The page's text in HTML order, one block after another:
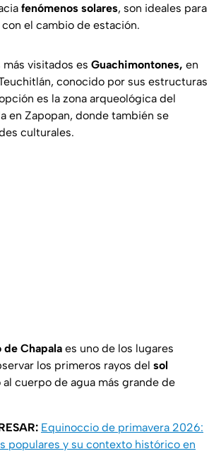
fenómenos solares, son ideales para
con el cambio de estación.
visitados es Guachimontones, en
conocido por sus estructuras
es la zona arqueológica del
en Zapopan, donde también se
culturales.
de Chapala es uno de los lugares
los primeros rayos del sol
al cuerpo de agua más grande de
Equinoccio de primavera 2026:
populares y su contexto histórico en